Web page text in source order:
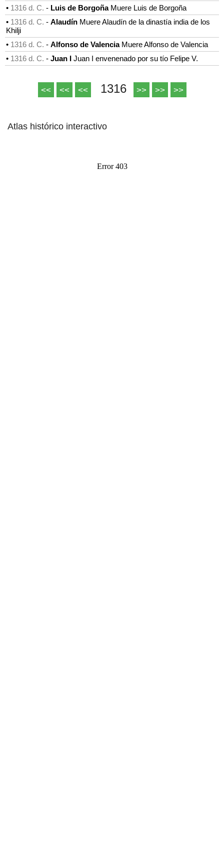
• 1316 d. C. - Luis de BorgoñaMuere Luis de Borgoña
• 1316 d. C. - Alaudín Muere Alaudín de la dinastía india de los
Khilji
• 1316 d. C. - Alfonso de ValenciaMuere Alfonso de Valencia
• 1316 d. C. - Juan I Juan I envenenado por su tío Felipe V.
<< << << 1316 >> >> >>
Atlas histórico interactivo